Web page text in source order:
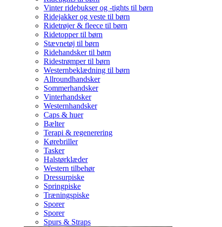
Vinter ridebukser og -tights til børn
Ridejakker og veste til børn
Ridetrøjer & fleece til børn
Ridetopper til børn
Stævnetøj til børn
Ridehandsker til børn
Ridestrømper til børn
Westernbeklædning til børn
Allroundhandsker
Sommerhandsker
Vinterhandsker
Westernhandsker
Caps & huer
Bælter
Terapi & regenerering
Kørebriller
Tasker
Halstørklæder
Western tilbehør
Dressurpiske
Springpiske
Træningspiske
Sporer
Sporer
Spurs & Straps